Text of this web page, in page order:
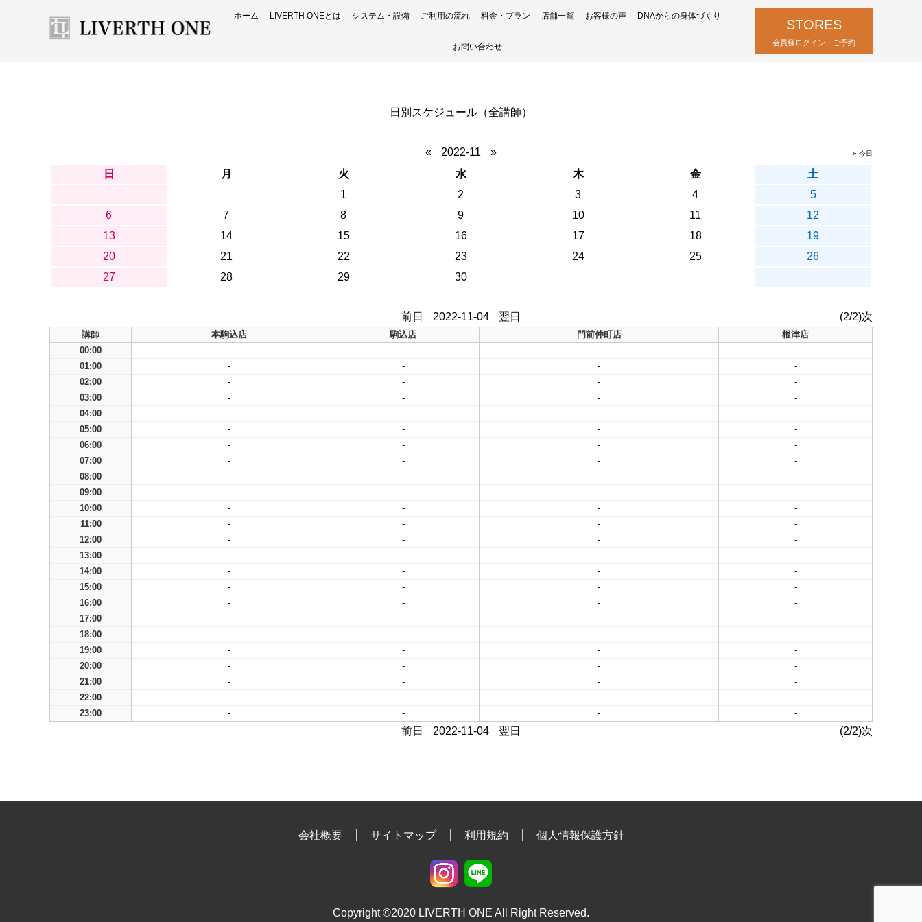
ホーム LIVERTH ONEとは システム・設備 ご利用の流れ 料金・プラン 店舗一覧 お客様の声 DNAからの身体づくり
お問い合わせ
STORES
会員様ログイン・ご予約
日別スケジュール（全講師）
« 2022-11 » » 今日
日 月 火 水 木 金
土
1
2 3 4
5
6
7 8 9 10 11
12
13
14 15 16 17 18
19
20
21 22 23 24 25
26
27
28 29 30
前日 2022-11-04 翌日 (2/2)次
講師 本駒込店 駒込店 門前仲町店
根津店
00:00
- - -
-
01:00
- - -
-
02:00
- - -
-
03:00
- - -
-
04:00
- - -
-
05:00
- - -
-
06:00
- - -
-
07:00
- - -
-
08:00
- - -
-
09:00
- - -
-
10:00
- - -
-
11:00
- - -
-
12:00
- - -
-
13:00
- - -
-
14:00
- - -
-
15:00
- - -
-
16:00
- - -
-
17:00
- - -
-
18:00
- - -
-
19:00
- - -
-
20:00
- - -
-
21:00
- - -
-
22:00
- - -
-
23:00
- - - -
前日 2022-11-04 翌日 (2/2)次
会社概要 サイトマップ 利用規約 個人情報保護方針
Copyright ©2020 LIVERTH ONE All Right Reserved.